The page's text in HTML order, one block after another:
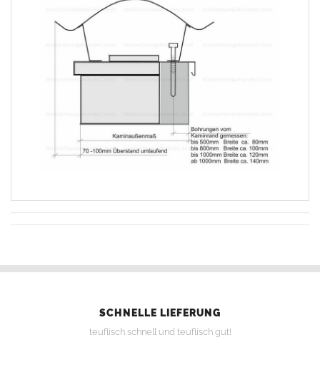
SCHNELLE LIEFERUNG
teuflisch schnell und teuflisch gut!